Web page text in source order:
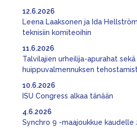
Leena Laaksonen ja Ida
teknisiin komiteoihin
12.6.2026
Talvilajien urheilija-apurahat sekä
huippuvalmennuksen
11.6.2026
ISU Congress alkaa tänään
10.6.2026
Synchro 9 -maajoukkue
4.6.2026